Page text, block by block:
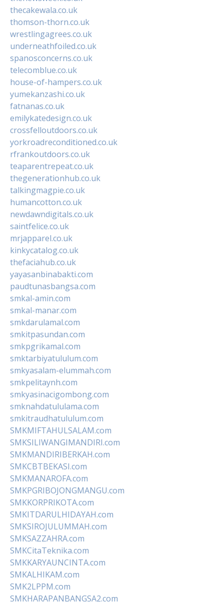
thecakewala.co.uk
thomson-thorn.co.uk
wrestlingagrees.co.uk
underneathfoiled.co.uk
spanosconcerns.co.uk
telecomblue.co.uk
house-of-hampers.co.uk
yumekanzashi.co.uk
fatnanas.co.uk
emilykatedesign.co.uk
crossfelloutdoors.co.uk
yorkroadreconditioned.co.uk
rfrankoutdoors.co.uk
teaparentrepeat.co.uk
thegenerationhub.co.uk
talkingmagpie.co.uk
humancotton.co.uk
newdawndigitals.co.uk
saintfelice.co.uk
mrjapparel.co.uk
kinkycatalog.co.uk
thefaciahub.co.uk
yayasanbinabakti.com
paudtunasbangsa.com
smkal-amin.com
smkal-manar.com
smkdarulamal.com
smkitpasundan.com
smkpgrikamal.com
smktarbiyatululum.com
smkyasalam-elummah.com
smkpelitaynh.com
smkyasinacigombong.com
smknahdatululama.com
smkitraudhatululum.com
SMKMIFTAHULSALAM.com
SMKSILIWANGIMANDIRI.com
SMKMANDIRIBERKAH.com
SMKCBTBEKASI.com
SMKMANAROFA.com
SMKPGRIBOJONGMANGU.com
SMKKORPRIKOTA.com
SMKITDARULHIDAYAH.com
SMKSIROJULUMMAH.com
SMKSAZZAHRA.com
SMKCitaTeknika.com
SMKKARYAUNCINTA.com
SMKALHIKAM.com
SMK2LPPM.com
SMKHARAPANBANGSA2.com